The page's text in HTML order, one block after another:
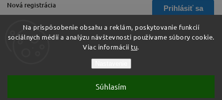
Na prispôsobenie obsahu a reklám, poskytovanie funkcií
sociálnych médií a analýzu návštevnosti používame súbory cookie.
Viac informácií tu.
Súhlasím
Prihlásiť sa
Nová registrácia
Zabudnuté heslo
Hurá do školy. Všetky práva vyhradené.
Upraviť nastavenie cookies
Shoptet| Design